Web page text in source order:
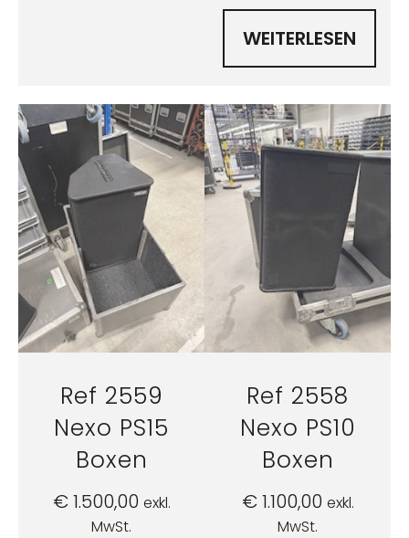
WEITERLESEN
Ref 2559
Nexo PS15
Boxen
€1.500,00 exkl.
MwSt.
Ref 2558
Nexo PS10
Boxen
€1.100,00 exkl.
MwSt.